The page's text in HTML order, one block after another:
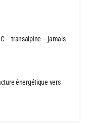
– transalpine – jamais
énergétique vers